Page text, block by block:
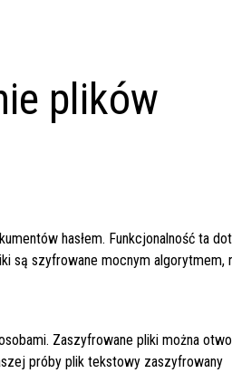
plików
hasłem. Funkcjonalność ta
są szyfrowane mocnym algorytmem,
Zaszyfrowane pliki można
próby plik tekstowy zaszyfrowany